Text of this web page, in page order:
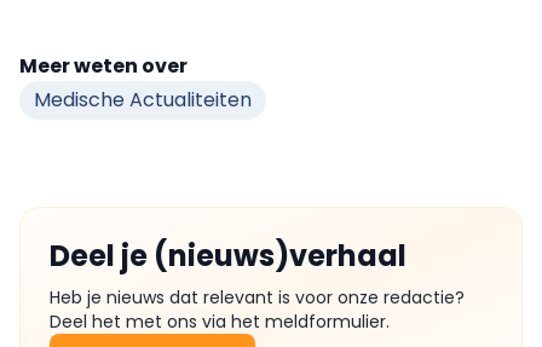
Meer weten over
Medische Actualiteiten
Deel je (nieuws)verhaal
Heb je nieuws dat relevant is voor onze redactie?
Deel het met ons via het meldformulier.